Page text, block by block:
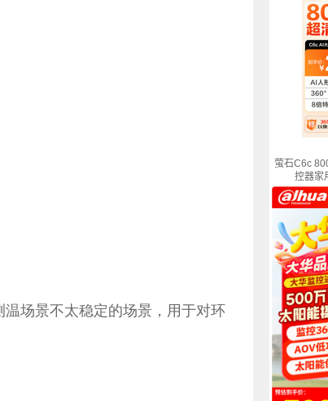
场景不太稳定的场景，用于对环